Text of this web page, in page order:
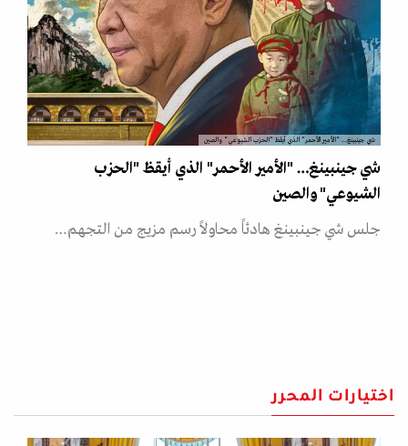
شي جينبينغ… "الأمير الأحمر" الذي أيقظ "الحزب الشيوعي" والصين
شي جينبينغ… "الأمير الأحمر" الذي أيقظ "الحزب
الشيوعي" والصين
جلس شي جينبينغ هادئاً محاولاً رسم مزيج من التجهم…
اختيارات المحرر